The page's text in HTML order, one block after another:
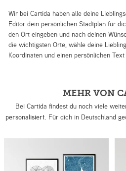
Wir bei Cartida haben alle deine
Editor dein persönlichen Stadtplan für
den Ort eingeben und nach deinen
die wichtigsten Orte, wähle deine
Koordinaten und einen persönlichen
MEHR VON
Bei Cartida findest du noch viele
personalisiert. Für dich in Deutschland